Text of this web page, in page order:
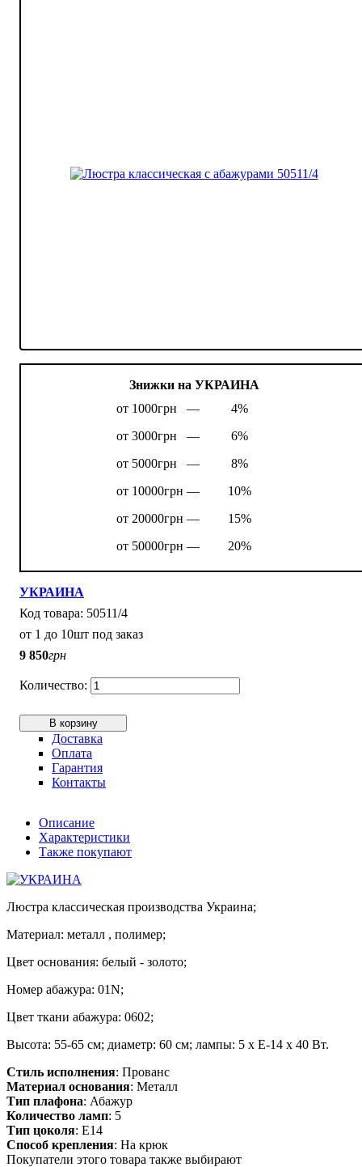
Знижки на УКРАИНА
от 1000грн —
4%
от 3000грн —
6%
от 5000грн —
8%
от 10000грн —
10%
от 20000грн —
15%
от 50000грн —
20%
УКРАИНА
50511/4
от 1 до 10шт под заказ
9 850грн
В корзину
Доставка
Оплата
Гарантия
Контакты
Описание
Характеристики
Также покупают
Люстра классическая производства Украина;
Материал: металл , полимер;
Цвет основания: белый - золото;
Номер абажура: 01N;
Цвет ткани абажура: 0602;
Высота: 55-65 см; диаметр: 60 см; лампы: 5 х Е-14 х 40 Вт.
Стиль исполнения: Прованс
Материал основания: Металл
Тип плафона: Абажур
Количество ламп: 5
Тип цоколя: E14
Способ крепления: На крюк
Покупатели этого товара также выбирают